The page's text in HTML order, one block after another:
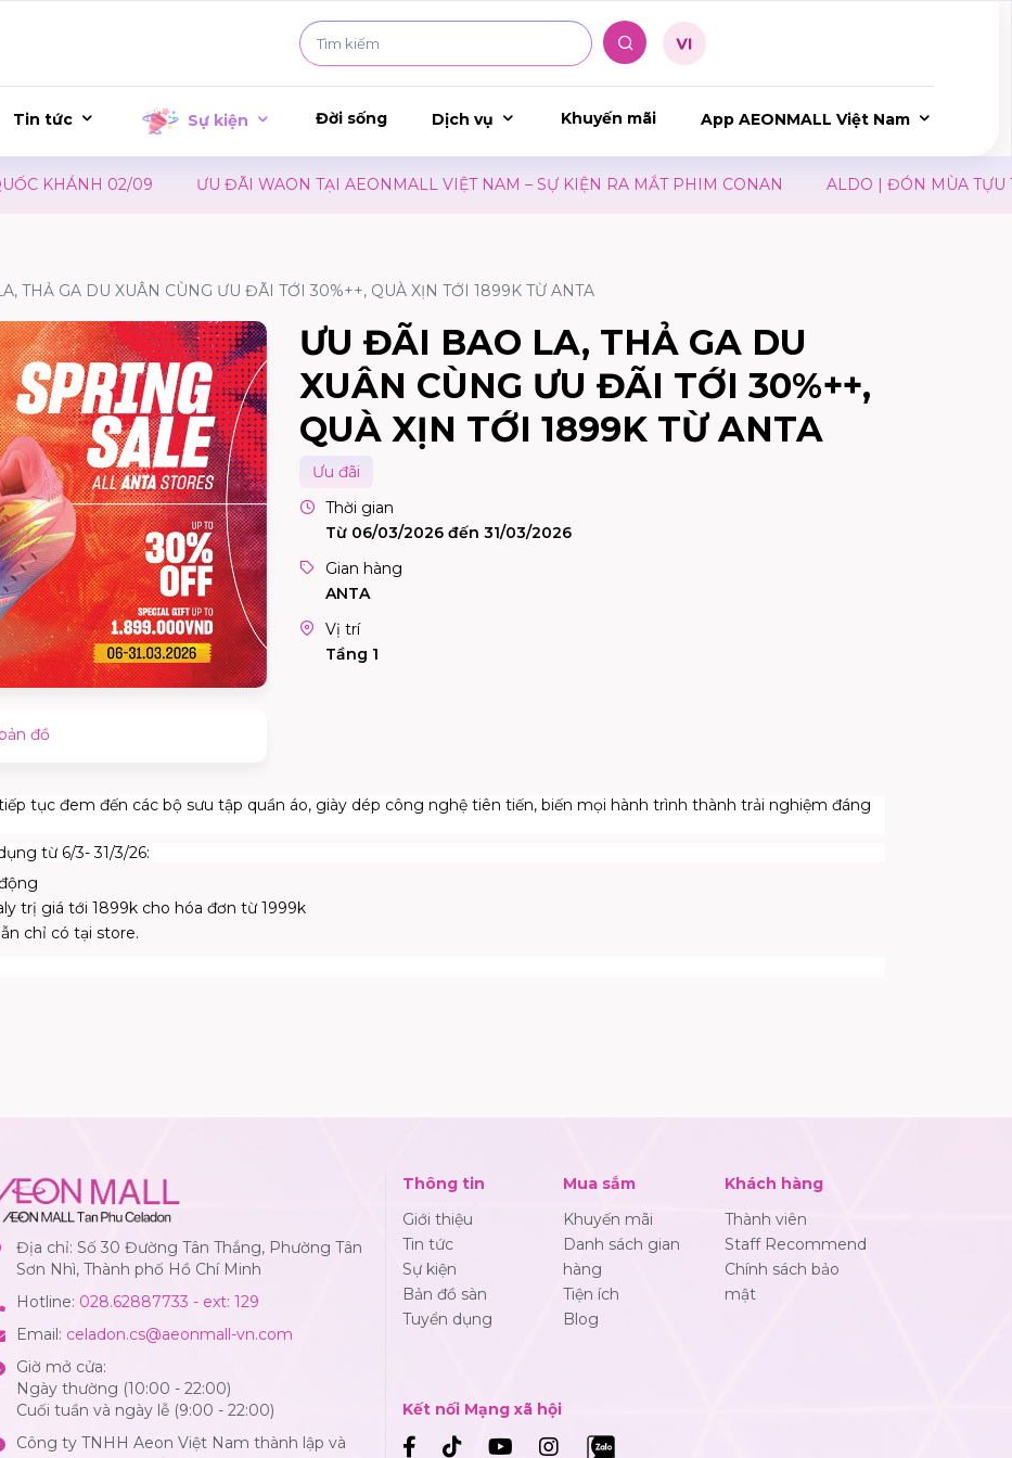
Tin tức Sự kiện Đời sống Dịch vụ Khuyến mãi App AEONMALL Việt Nam
KHÁNH 02/09 ƯU ĐÃI WAON TẠI AEONMALL VIỆT NAM – SỰ KIỆN RA MẮT PHIM CONAN ALDO | ĐÓN MÙA TỰU
THẢ GA DU XUÂN CÙNG ƯU ĐÃI TỚI 30%++, QUÀ XỊN TỚI 1899K TỪ ANTA
đồ
ƯU ĐÃI BAO LA, THẢ GA DU
XUÂN CÙNG ƯU ĐÃI TỚI 30%++,
QUÀ XỊN TỚI 1899K TỪ ANTA
Ưu đãi
Thời gian
Từ 06/03/2026 đến 31/03/2026
Gian hàng
ANTA
Vị trí
Tầng 1
tục đem đến các bộ sưu tập quần áo, giày dép công nghệ tiên tiến, biến mọi hành trình thành trải nghiệm đáng
từ 6/3- 31/3/26:
trị giá tới 1899k cho hóa đơn từ 1999k
chỉ có tại store.
Địa chỉ: Số 30 Đường Tân Thắng, Phường Tân
Sơn Nhì, Thành phố Hồ Chí Minh
Hotline: 028.62887733 - ext: 129
Email: celadon.cs@aeonmall-vn.com
Giờ mở cửa:
Ngày thường (10:00 - 22:00)
Cuối tuần và ngày lễ (9:00 - 22:00)
Công ty TNHH Aeon Việt Nam thành lập và
Thông tin
Giới thiệu
Tin tức
Sự kiện
Bản đồ sàn
Tuyển dụng
Mua sắm
Khuyến mãi
Danh sách gian
hàng
Tiện ích
Blog
Khách hàng
Thành viên
Staff Recommend
Chính sách bảo
mật
Kết nối Mạng xã hội